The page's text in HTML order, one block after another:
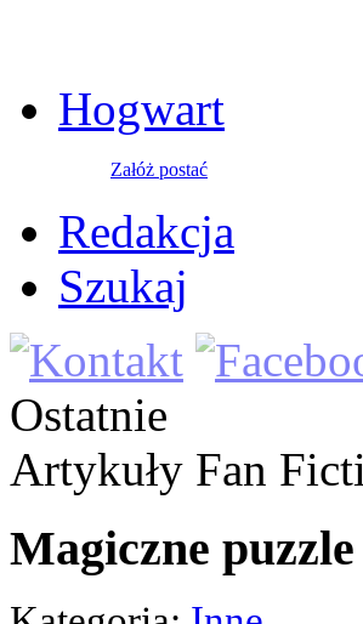
Hogwart
Załóż postać
Redakcja
Szukaj
Ostatnie
Artykuły Fan
Magiczne